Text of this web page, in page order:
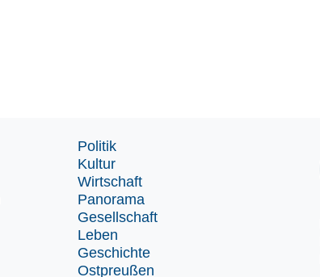
Politik
Kultur
Wirtschaft
Panorama
Gesellschaft
Leben
Geschichte
Ostpreußen